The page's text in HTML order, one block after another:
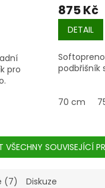
pro
875 Kč
DETAIL
podbřišník
70 cm
VŠECHNY SOUVISEJÍCÍ
(7) Diskuze